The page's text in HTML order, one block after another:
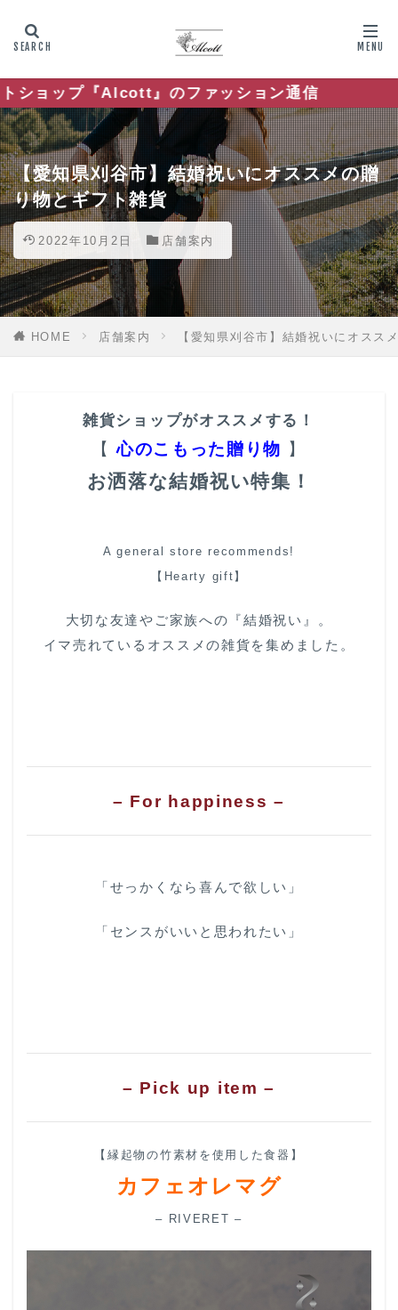
』のファッション通信
【愛知県刈谷市】結婚祝いにオススメの贈
り物とギフト雑貨
2022年10月2日 店舗案内
HOME 店舗案内 【愛知県刈谷市】結婚祝いにオスス
雑貨ショップがオススメする！
【心のこもった贈り物 】
お洒落な結婚祝い特集！
A general store recommends!
【Hearty gift】
大切な友達やご家族への『結婚祝い』。
イマ売れているオススメの雑貨を集めました。
– For happiness –
「せっかくなら喜んで欲しい」
「センスがいいと思われたい」
– Pick up item –
【縁起物の竹素材を使用した食器】
カフェオレマグ
– RIVERET –